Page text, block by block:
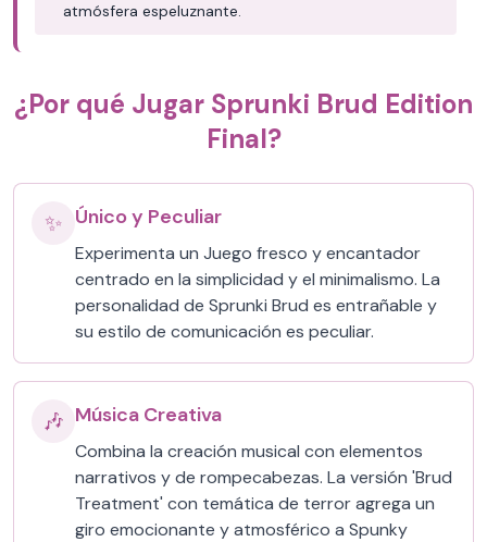
atmósfera espeluznante.
¿Por qué Jugar Sprunki Brud Edition
Final?
✨ Único y Peculiar
Experimenta un Juego fresco y encantador
centrado en la simplicidad y el minimalismo. La
personalidad de Sprunki Brud es entrañable y
su estilo de comunicación es peculiar.
🎶 Música Creativa
Combina la creación musical con elementos
narrativos y de rompecabezas. La versión 'Brud
Treatment' con temática de terror agrega un
giro emocionante y atmosférico a Spunky